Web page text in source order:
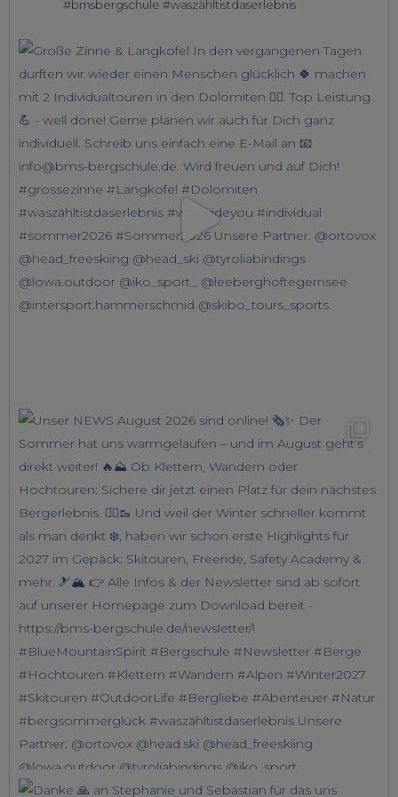
#bmsbergschule #waszähltistdaserlebnis